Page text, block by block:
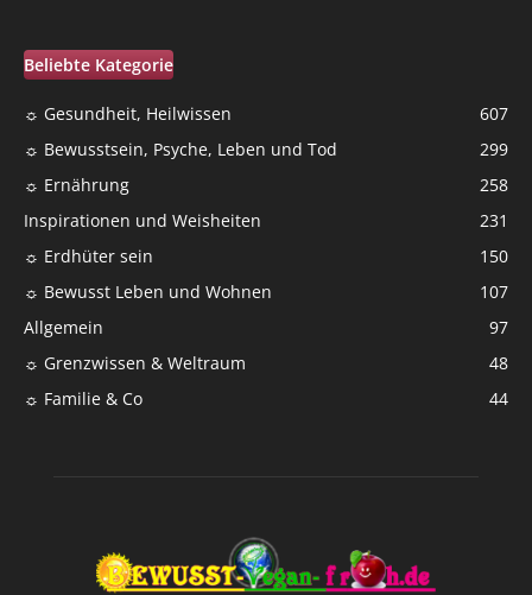
Beliebte Kategorie
☼ Gesundheit, Heilwissen
607
☼ Bewusstsein, Psyche, Leben und Tod
299
☼ Ernährung
258
Inspirationen und Weisheiten
231
☼ Erdhüter sein
150
☼ Bewusst Leben und Wohnen
107
Allgemein
97
☼ Grenzwissen & Weltraum
48
☼ Familie & Co
44